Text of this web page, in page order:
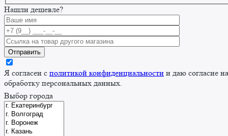
Нашли дешевле?
Я согласен с политикой конфиденциальности и даю согласие на
обработку персональных данных.
Выбор города